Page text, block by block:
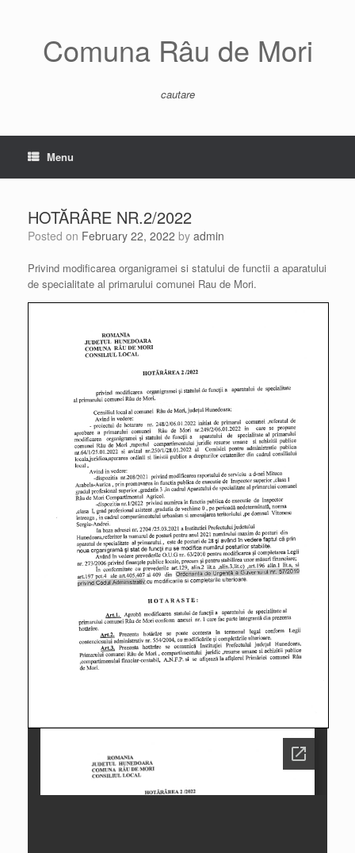
Comuna Râu de Mori
cautare
Menu
HOTĂRÂRE NR.2/2022
Posted on February 22, 2022 by admin
Privind modificarea organigramei si statului de functii a aparatului
de specialitate al primarului comunei Rau de Mori.